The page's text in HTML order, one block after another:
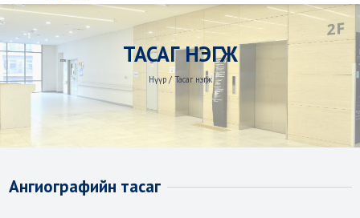
ТАСАГ НЭГЖ
Нүүр / Тасаг нэгж
Ангиографийн тасаг